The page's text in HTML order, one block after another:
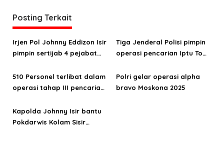
a
s
i
o
s
Posting Terkait
Irjen Pol Johnny Eddizon Isir
pimpin sertijab 4 pejabat
Tiga Jenderal Polisi pimpin
operasi pencarian Iptu Tomi
510 Personel terlibat dalam
operasi tahap III pencarian
Polri gelar operasi alpha
bravo Moskona 2025
Kapolda Johnny Isir bantu
Pokdarwis Kolam Sisir